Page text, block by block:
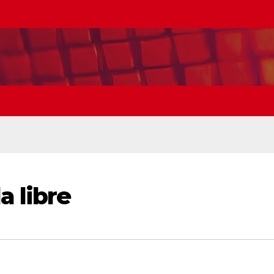
libre